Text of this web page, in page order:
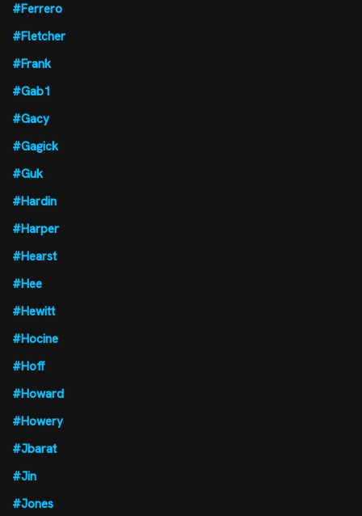
#Ferrero
#Fletcher
#Frank
#Gab1
#Gacy
#Gagick
#Guk
#Hardin
#Harper
#Hearst
#Hee
#Hewitt
#Hocine
#Hoff
#Howard
#Howery
#Jbarat
#Jin
#Jones